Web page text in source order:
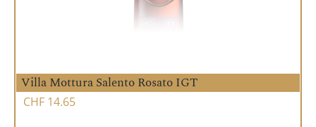
Villa Mottura Salento Rosato IGT
CHF 14.65